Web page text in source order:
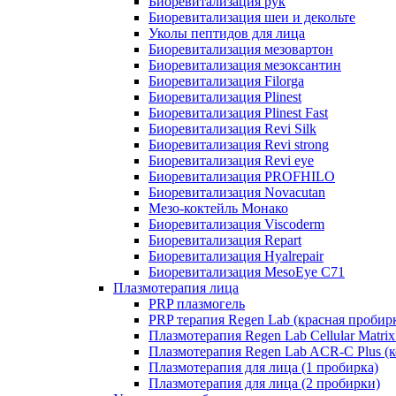
Биоревитализация шеи и декольте
Уколы пептидов для лица
Биоревитализация мезовартон
Биоревитализация мезоксантин
Биоревитализация Filorga
Биоревитализация Plinest
Биоревитализация Plinest Fast
Биоревитализация Revi Silk
Биоревитализация Revi strong
Биоревитализация Revi eye
Биоревитализация PROFHILO
Биоревитализация Novacutan
Мезо-коктейль Монако
Биоревитализация Viscoderm
Биоревитализация Repart
Биоревитализация Hyalrepair
Биоревитализация MesoEye C71
Плазмотерапия лица
PRP плазмогель
PRP терапия Regen Lab (красная
Плазмотерапия Regen Lab Cellular
Плазмотерапия Regen Lab ACR-C Plus
Плазмотерапия для лица (1 пробирка)
Плазмотерапия для лица (2 пробирки)